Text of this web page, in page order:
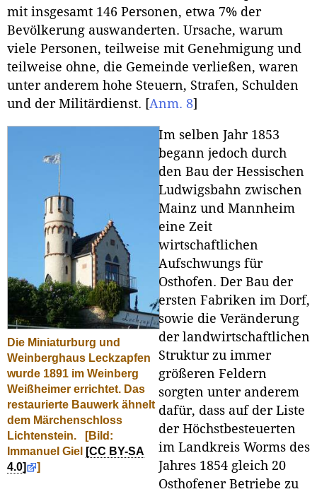
mit insgesamt 146 Personen, etwa 7% der
Bevölkerung auswanderten. Ursache, warum
viele Personen, teilweise mit Genehmigung und
teilweise ohne, die Gemeinde verließen, waren
unter anderem hohe Steuern, Strafen, Schulden
und der Militärdienst. [Anm. 8]
Die Miniaturburg und
Weinberghaus Leckzapfen
wurde 1891 im Weinberg
Weißheimer errichtet. Das
restaurierte Bauwerk ähnelt
dem Märchenschloss
Lichtenstein.
[Bild:
Immanuel Giel
[CC BY-SA
4.0]
]
Im selben Jahr 1853
begann jedoch durch
den Bau der Hessischen
Ludwigsbahn zwischen
Mainz und Mannheim
eine Zeit
wirtschaftlichen
Aufschwungs für
Osthofen. Der Bau der
ersten Fabriken im Dorf,
sowie die Veränderung
der landwirtschaftlichen
Struktur zu immer
größeren Feldern
sorgten unter anderem
dafür, dass auf der Liste
der Höchstbesteuerten
im Landkreis Worms des
Jahres 1854 gleich 20
Osthofener Betriebe zu